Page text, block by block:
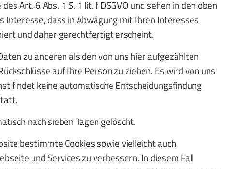
Art. 6 Abs. 1 S. 1 lit. f DSGVO und sehen in den oben
dass in Abwägung mit Ihren Interesses
und daher gerechtfertigt erscheint.
zu anderen als den von uns hier aufgezählten
auf Ihre Person zu ziehen. Es wird von uns
findet keine automatische Entscheidungsfindung
nach sieben Tagen gelöscht.
bestimmte Cookies sowie vielleicht auch
und Services zu verbessern. In diesem Fall